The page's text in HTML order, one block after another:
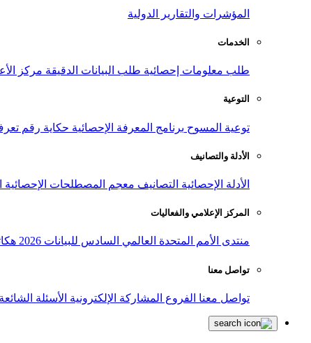
المؤشرات والتقارير الدولية
الخدمات
طلب معلومات إحصائية طلب البيانات الدقيقة مركز
التوعية
توعية المسوح برنامج المعرفة الإحصائية حكاية رقم
الأدلة والتصانيف
الأدلة الإحصائية التصانيف معجم المصطلحات الإحصائية
المركز الإعلامي والفعاليات
منتدى الأمم المتحدة العالمي السادس للبيانات 2026
تواصل معنا
تواصل معنا الفروع المشاركة الإلكترونية الأسئلة الشائعة